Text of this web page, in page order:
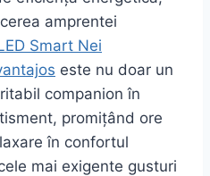
amprentei
Smart Nei
este nu doar un
companion în
promițând ore
în confortul
mai exigente gusturi